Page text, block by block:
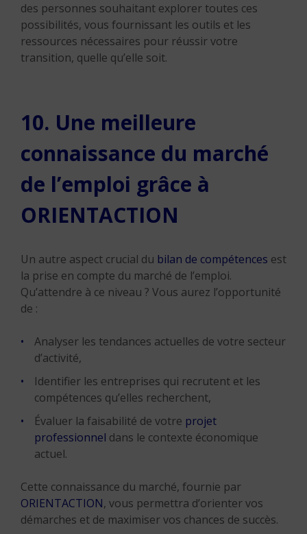
des personnes souhaitant explorer toutes ces
possibilités, vous fournissant les outils et les
ressources nécessaires pour réussir votre
transition, quelle qu’elle soit.
10. Une meilleure
connaissance du marché
de l’emploi grâce à
ORIENTACTION
Un autre aspect crucial du bilan de compétences est
la prise en compte du marché de l’emploi.
Qu’attendre à ce niveau ? Vous aurez l’opportunité
de :
Analyser les tendances actuelles de votre secteur
d’activité,
Identifier les entreprises qui recrutent et les
compétences qu’elles recherchent,
Évaluer la faisabilité de votre projet
professionnel dans le contexte économique
actuel.
Cette connaissance du marché, fournie par
ORIENTACTION, vous permettra d’orienter vos
démarches et de maximiser vos chances de succès.